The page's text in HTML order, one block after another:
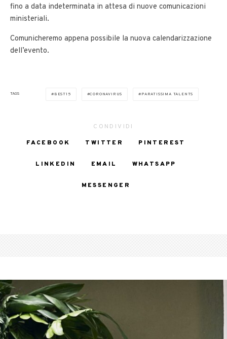
fino a data indeterminata in attesa di nuove comunicazioni
ministeriali.
Comunicheremo appena possibile la nuova calendarizzazione
dell’evento.
TAGS BEST15 CORONAVIRUS PARATISSIMA TALENTS
CONDIVIDI
FACEBOOK
TWITTER PINTEREST
LINKEDIN EMAIL WHATSAPP
MESSENGER